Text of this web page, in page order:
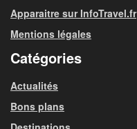
Apparaitre sur InfoTravel.fr
Mentions légales
Catégories
Actualités
Bons plans